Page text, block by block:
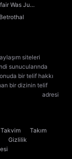
Was Just
siteleri
sunucularında
bir telif hakkı
bir dizinin telif
adresi
Takvim
Takım
Gizlilik